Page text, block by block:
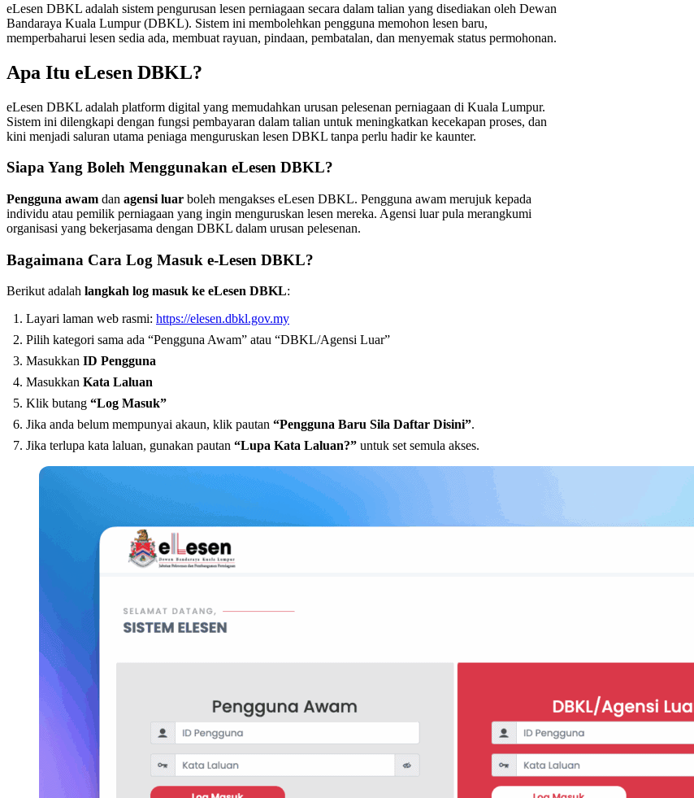
eLesen DBKL adalah sistem pengurusan lesen perniagaan secara dalam talian yang disediakan oleh Dewan
Bandaraya Kuala Lumpur (DBKL). Sistem ini membolehkan pengguna memohon lesen baru,
memperbaharui lesen sedia ada, membuat rayuan, pindaan, pembatalan, dan menyemak status permohonan.
Apa Itu eLesen DBKL?
eLesen DBKL adalah platform digital yang memudahkan urusan pelesenan perniagaan di Kuala Lumpur.
Sistem ini dilengkapi dengan fungsi pembayaran dalam talian untuk meningkatkan kecekapan proses, dan
kini menjadi saluran utama peniaga menguruskan lesen DBKL tanpa perlu hadir ke kaunter.
Siapa Yang Boleh Menggunakan eLesen DBKL?
Pengguna awam dan agensi luar boleh mengakses eLesen DBKL. Pengguna awam merujuk kepada
individu atau pemilik perniagaan yang ingin menguruskan lesen mereka. Agensi luar pula merangkumi
organisasi yang bekerjasama dengan DBKL dalam urusan pelesenan.
Bagaimana Cara Log Masuk e-Lesen DBKL?
Berikut adalah langkah log masuk ke eLesen DBKL:
Layari laman web rasmi: https://elesen.dbkl.gov.my
Pilih kategori sama ada “Pengguna Awam” atau “DBKL/Agensi Luar”
Masukkan ID Pengguna
Masukkan Kata Laluan
Klik butang “Log Masuk”
Jika anda belum mempunyai akaun, klik pautan “Pengguna Baru Sila Daftar Disini”.
Jika terlupa kata laluan, gunakan pautan “Lupa Kata Laluan?” untuk set semula akses.